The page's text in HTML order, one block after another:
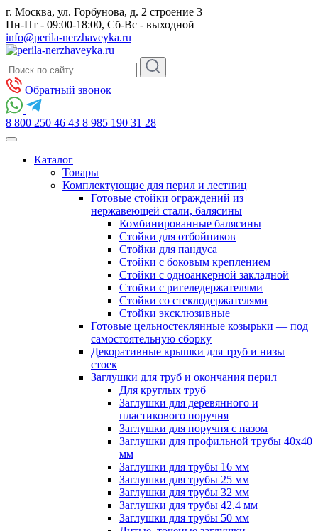
г. Москва, ул. Горбунова, д. 2 строение 3
Пн-Пт - 09:00-18:00, Сб-Вс - выходной
info@perila-nerzhaveyka.ru
Обратный звонок
8 800 250 46 43 8 985 190 31 28
Каталог
Товары
Комплектующие для перил и лестниц
Готовые стойки ограждений из
нержавеющей стали, балясины
Комбинированные балясины
Стойки для отбойников
Стойки для пандуса
Стойки с боковым креплением
Стойки с одноанкерной закладной
Стойки с ригеледержателями
Стойки со стеклодержателями
Стойки эксклюзивные
Готовые цельностеклянные козырьки — под
самостоятельную сборку
Декоративные крышки для труб и низы
стоек
Заглушки для труб и окончания перил
Для круглых труб
Заглушки для деревянного и
пластикового поручня
Заглушки для поручня с пазом
Заглушки для профильной трубы 40х40
мм
Заглушки для трубы 16 мм
Заглушки для трубы 25 мм
Заглушки для трубы 32 мм
Заглушки для трубы 42.4 мм
Заглушки для трубы 50 мм